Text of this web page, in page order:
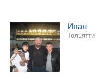
Иван
Тольятти